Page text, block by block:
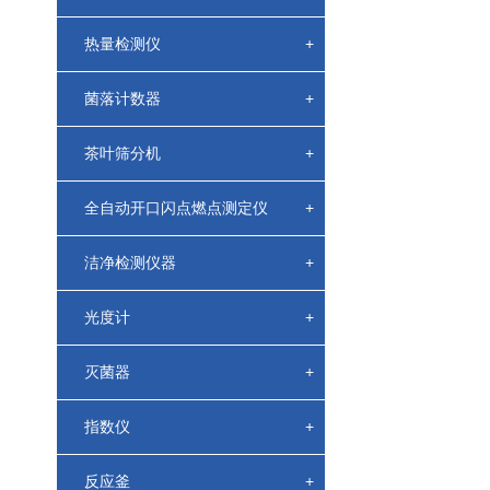
热量检测仪 +
菌落计数器 +
茶叶筛分机 +
全自动开口闪点燃点测定仪 +
洁净检测仪器 +
光度计 +
灭菌器 +
指数仪 +
反应釜 +